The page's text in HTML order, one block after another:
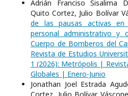
Adrián Franciso Sisalima
Quito Cortez, Julio Bolívar
de las pausas activas en
personal administrativo y
Cuerpo de Bomberos del
Revista de Estudios
1 (2026): Metrópolis |
Globales | Enero-Junio
Jonathan Joel Estrada